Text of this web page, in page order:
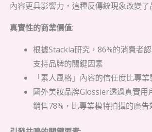
內容更具影響力，這種反傳統現象改變了
真實性的商業價值:
根據Stackla研究，86%的消費者
支持品牌的關鍵因素
「素人風格」內容的信任度比專
國外美妝品牌Glossier透過真實用
銷售78%，比專業模特拍攝的廣告